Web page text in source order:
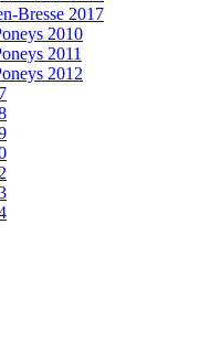
Bresse 2017
2010
2011
2012